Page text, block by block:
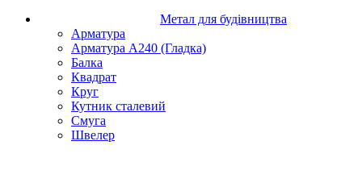
Метал для будівництва
Арматура
Арматура А240 (Гладка)
Балка
Квадрат
Круг
Кутник сталевий
Смуга
Швелер